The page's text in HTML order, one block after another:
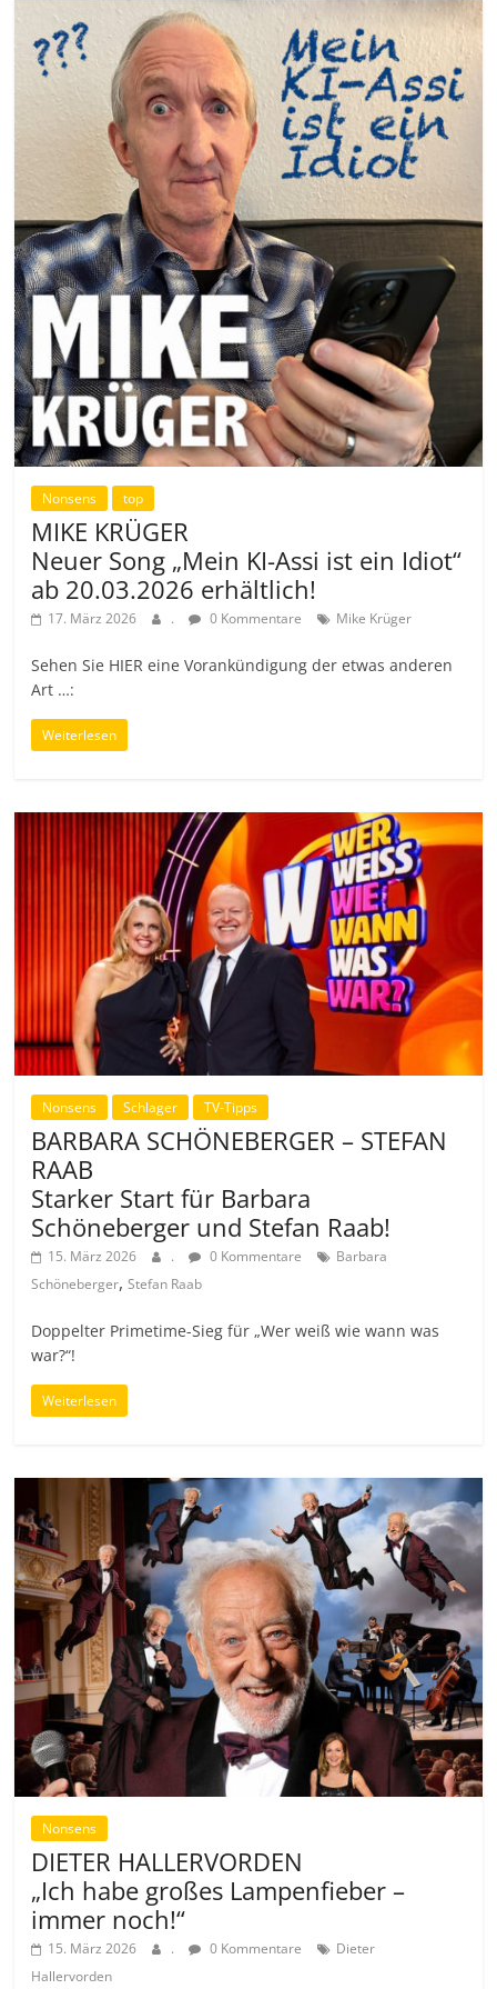
Nonsens top
MIKE KRÜGER
Neuer Song „Mein KI-Assi ist ein Idiot“
ab 20.03.2026 erhältlich!
17. März 2026 . 0 Kommentare Mike Krüger
Sehen Sie HIER eine Vorankündigung der etwas anderen
Art …:
Weiterlesen
Nonsens Schlager TV-Tipps
BARBARA SCHÖNEBERGER – STEFAN
RAAB
Starker Start für Barbara
Schöneberger und Stefan Raab!
15. März 2026 . 0 Kommentare
Barbara
Schöneberger,Stefan Raab
Doppelter Primetime-Sieg für „Wer weiß wie wann was
war?“!
Weiterlesen
Nonsens
DIETER HALLERVORDEN
„Ich habe großes Lampenfieber –
immer noch!“
15. März 2026 . 0 Kommentare
Dieter
Hallervorden